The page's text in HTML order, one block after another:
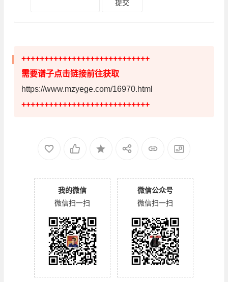
++++++++++++++++++++++++++++
需要谱子点击链接前往获取
https://www.mzyege.com/16970.html
++++++++++++++++++++++++++++
我的微信
微信扫一扫
微信公众号
微信扫一扫